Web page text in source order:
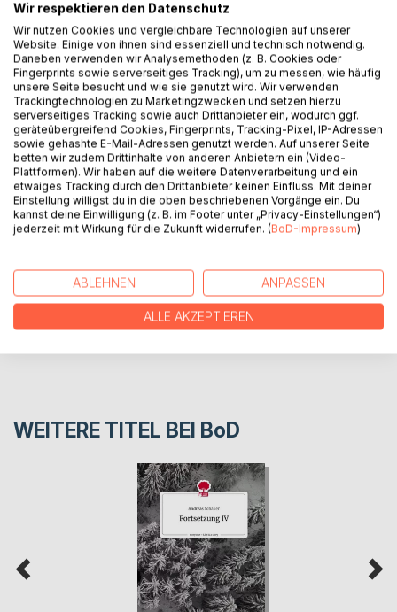
In Fortsetzung III werden die Einsätze höher. Der Prozess
Exxel & Brandstetter und Fink wird mit einem harten Urteil
beendet, James muss ohne Familie vorankommen während
Kimber ihren Vater vor Gericht unterstützt. Poster hat als
Direktor der Z.L.A.H.B. mit seiner Vergangenheit zu tun. Die
Intrige gegen den Landeshauptmann Sobotka wird für Cole
schwerer, während Lukas und Rafaela ihr junges Glück
ausleben. Der Verlust von James entreißt die Familie Global
und bringt alte Geheimnisse ans Licht.
AUTOR/IN
WEITERE TITEL BEI BoD
Wir respektieren den Datenschutz
Wir nutzen Cookies und vergleichbare Technologien auf unserer
Website. Einige von ihnen sind essenziell und technisch notwendig.
Daneben verwenden wir Analysemethoden (z. B. Cookies oder
Fingerprints sowie serverseitiges Tracking), um zu messen, wie häufig
unsere Seite besucht und wie sie genutzt wird. Wir verwenden
Trackingtechnologien zu Marketingzwecken und setzen hierzu
serverseitiges Tracking sowie auch Drittanbieter ein, wodurch ggf.
geräteübergreifend Cookies, Fingerprints, Tracking-Pixel, IP-Adressen
sowie gehashte E-Mail-Adressen genutzt werden. Auf unserer Seite
betten wir zudem Drittinhalte von anderen Anbietern ein (Video-
Plattformen). Wir haben auf die weitere Datenverarbeitung und ein
etwaiges Tracking durch den Drittanbieter keinen Einfluss. Mit deiner
Einstellung willigst du in die oben beschriebenen Vorgänge ein. Du
kannst deine Einwilligung (z. B. im Footer unter „Privacy-Einstellungen“)
jederzeit mit Wirkung für die Zukunft widerrufen. (BoD-Impressum)
ABLEHNEN ANPASSEN
ALLE AKZEPTIEREN